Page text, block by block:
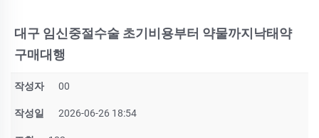
대구 임신중절수술 초기비용부터 약물까지낙­태약
구매대행
작성자 00
작성일 2026-06-26 18:54